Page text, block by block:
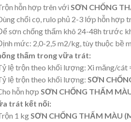
hỗn hợp trên với SƠN CHỐNG
chổi cọ, rulo phủ 2-3 lớp hỗn hợp
sơn chống thấm khô 24-48h trước
mức: 2,0-2,5 m2/kg, tùy thuộc bề
thấm trong vữa trát:
lệ trộn theo khối lượng: Xi măng/cát
lệ trộn theo khối lượng: SƠN
hỗn hợp SƠN CHỐNG THẤM
trát kết nối:
1 kg SƠN CHỐNG THẤM MÀU